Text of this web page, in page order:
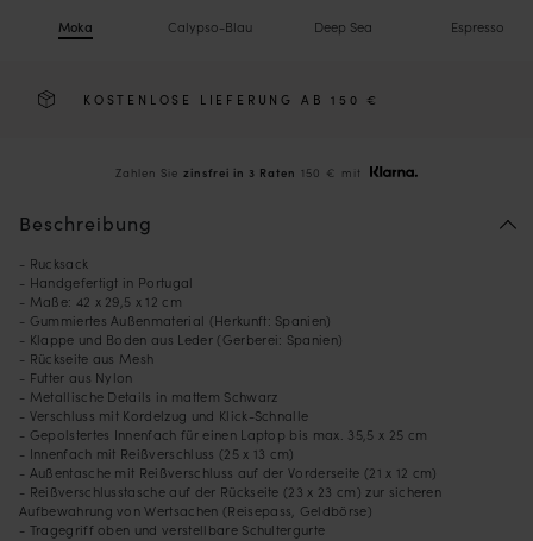
Moka Calypso-Blau Deep Sea Espresso
KOSTENLOSE LIEFERUNG AB 150 €
Zahlen Siezinsfrei in 3 Raten 150 € mit
Beschreibung
- Rucksack
- Handgefertigt in Portugal
- Maße: 42 x 29,5 x 12 cm
- Gummiertes Außenmaterial (Herkunft: Spanien)
- Klappe und Boden aus Leder (Gerberei: Spanien)
- Rückseite aus Mesh
- Futter aus Nylon
- Metallische Details in mattem Schwarz
- Verschluss mit Kordelzug und Klick-Schnalle
- Gepolstertes Innenfach für einen Laptop bis max. 35,5 x 25 cm
- Innenfach mit Reißverschluss (25 x 13 cm)
- Außentasche mit Reißverschluss auf der Vorderseite (21 x 12 cm)
- Reißverschlusstasche auf der Rückseite (23 x 23 cm) zur sicheren
Aufbewahrung von Wertsachen (Reisepass, Geldbörse)
- Tragegriff oben und verstellbare Schultergurte